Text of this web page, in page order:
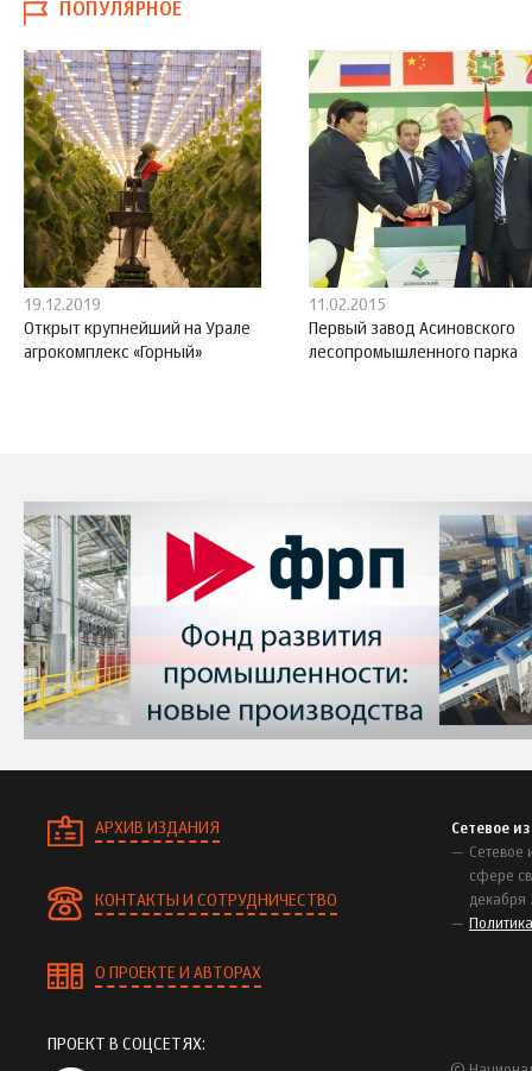
ПОПУЛЯРНОЕ
19.12.2019
Открыт крупнейший на Урале
агрокомплекс «Горный»
11.02.2015
Первый завод Асиновского
лесопромышленного парка
АРХИВ ИЗДАНИЯ
КОНТАКТЫ И СОТРУДНИЧЕСТВО
О ПРОЕКТЕ И АВТОРАХ
Сетевое
Сетевое
сфере
декабря
ПРОЕКТ В СОЦСЕТЯХ: